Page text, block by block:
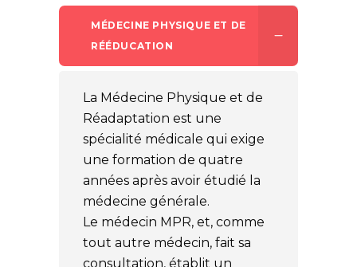
MÉDECINE PHYSIQUE ET DE
RÉÉDUCATION
La Médecine Physique et de
Réadaptation est une
spécialité médicale qui exige
une formation de quatre
années après avoir étudié la
médecine générale.
Le médecin MPR, et, comme
tout autre médecin, fait sa
consultation, établit un